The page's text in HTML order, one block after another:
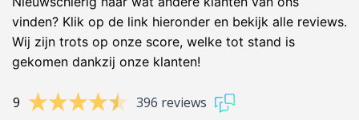
vinden? Klik op de link hieronder en bekijk alle reviews.
Wij zijn trots op onze score, welke tot stand is
gekomen dankzij onze klanten!
9 396 reviews